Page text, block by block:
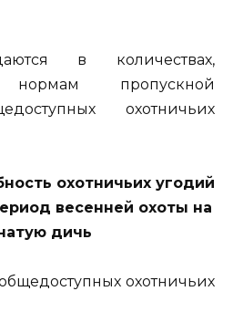
в количествах,
нормам пропускной
охотничьих
охотничьих угодий
весенней охоты на
дичь
охотничьих